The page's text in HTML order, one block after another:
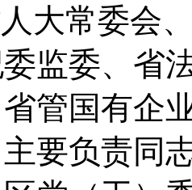
大常委会
监委、省
管国有企
要负责同